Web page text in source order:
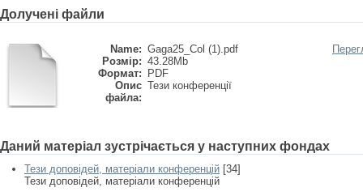
Долучені файли
Name: Gaga25_Col (1).pdf
Розмір: 43.28Mb
Формат:
PDF
Опис
файла:
Тези конференції
Даний матеріал зустрічається у наступних фондах
Тези доповідей, матеріали конференцій [34]
Тези доповідей, матеріали конференцій